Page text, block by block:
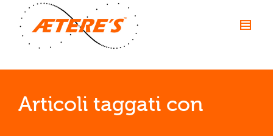
Articoli taggati con